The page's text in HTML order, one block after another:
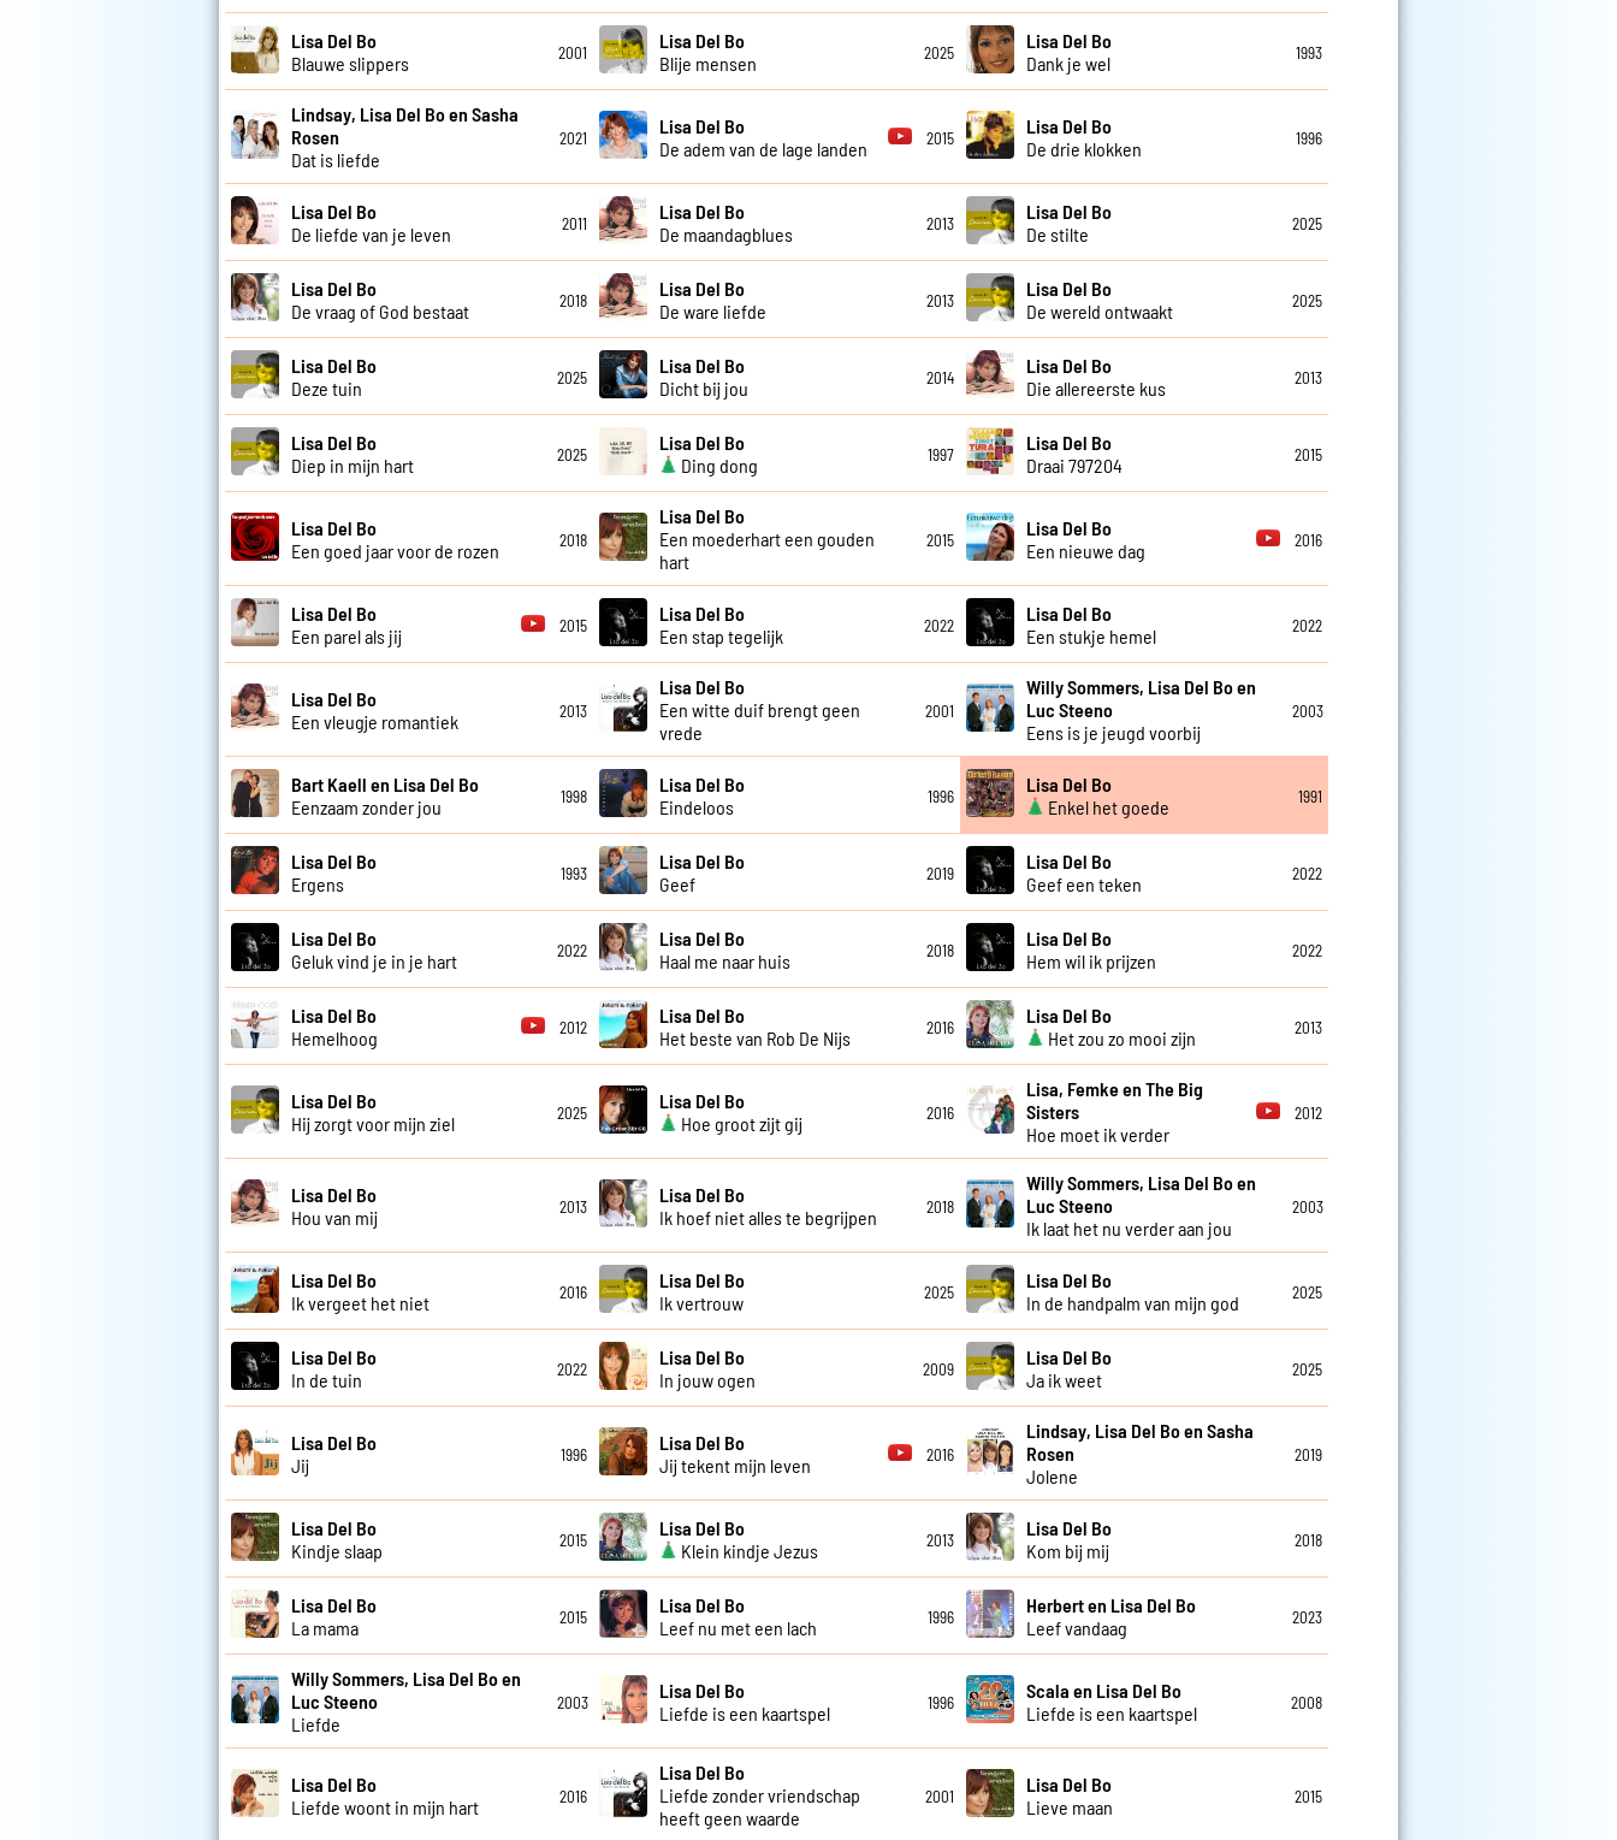
Lisa Del Bo
Blauwe slippers
2001
Lisa Del Bo
Blije mensen
2025
Lisa Del Bo
Dank je wel
1993
Lindsay, Lisa Del Bo en Sasha
Rosen
Dat is liefde
2021
Lisa Del Bo
De adem van de lage landen
2015
Lisa Del Bo
De drie klokken
1996
Lisa Del Bo
De liefde van je leven
2011
Lisa Del Bo
De maandagblues
2013
Lisa Del Bo
De stilte
2025
Lisa Del Bo
De vraag of God bestaat
2018
Lisa Del Bo
De ware liefde
2013
Lisa Del Bo
De wereld ontwaakt
2025
Lisa Del Bo
Deze tuin
2025
Lisa Del Bo
Dicht bij jou
2014
Lisa Del Bo
Die allereerste kus
2013
Lisa Del Bo
Diep in mijn hart
2025
Lisa Del Bo
Ding dong
1997
Lisa Del Bo
Draai 797204
2015
Lisa Del Bo
Een goed jaar voor de rozen
2018
Lisa Del Bo
Een moederhart een gouden
hart
2015
Lisa Del Bo
Een nieuwe dag
2016
Lisa Del Bo
Een parel als jij
2015
Lisa Del Bo
Een stap tegelijk
2022
Lisa Del Bo
Een stukje hemel
2022
Lisa Del Bo
Een vleugje romantiek
2013
Lisa Del Bo
Een witte duif brengt geen
vrede
2001
Willy Sommers, Lisa Del Bo en
Luc Steeno
Eens is je jeugd voorbij
2003
Bart Kaell en Lisa Del Bo
Eenzaam zonder jou
1998
Lisa Del Bo
Eindeloos
1996
Lisa Del Bo
Enkel het goede
1991
Lisa Del Bo
Ergens
1993
Lisa Del Bo
Geef
2019
Lisa Del Bo
Geef een teken
2022
Lisa Del Bo
Geluk vind je in je hart
2022
Lisa Del Bo
Haal me naar huis
2018
Lisa Del Bo
Hem wil ik prijzen
2022
Lisa Del Bo
Hemelhoog
2012
Lisa Del Bo
Het beste van Rob De Nijs
2016
Lisa Del Bo
Het zou zo mooi zijn
2013
Lisa Del Bo
Hij zorgt voor mijn ziel
2025
Lisa Del Bo
Hoe groot zijt gij
2016
Lisa, Femke en The Big
Sisters
Hoe moet ik verder
2012
Lisa Del Bo
Hou van mij
2013
Lisa Del Bo
Ik hoef niet alles te begrijpen
2018
Willy Sommers, Lisa Del Bo en
Luc Steeno
Ik laat het nu verder aan jou
2003
Lisa Del Bo
Ik vergeet het niet
2016
Lisa Del Bo
Ik vertrouw
2025
Lisa Del Bo
In de handpalm van mijn god
2025
Lisa Del Bo
In de tuin
2022
Lisa Del Bo
In jouw ogen
2009
Lisa Del Bo
Ja ik weet
2025
Lisa Del Bo
Jij
1996
Lisa Del Bo
Jij tekent mijn leven
2016
Lindsay, Lisa Del Bo en Sasha
Rosen
Jolene
2019
Lisa Del Bo
Kindje slaap
2015
Lisa Del Bo
Klein kindje Jezus
2013
Lisa Del Bo
Kom bij mij
2018
Lisa Del Bo
La mama
2015
Lisa Del Bo
Leef nu met een lach
1996
Herbert en Lisa Del Bo
Leef vandaag
2023
Willy Sommers, Lisa Del Bo en
Luc Steeno
Liefde
2003
Lisa Del Bo
Liefde is een kaartspel
1996
Scala en Lisa Del Bo
Liefde is een kaartspel
2008
Lisa Del Bo
Liefde woont in mijn hart
2016
Lisa Del Bo
Liefde zonder vriendschap
heeft geen waarde
2001
Lisa Del Bo
Lieve maan
2015